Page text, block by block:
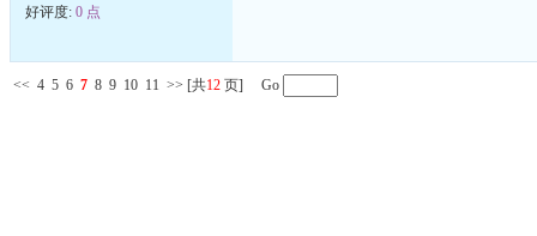
好评度: 0 点
<< 4 5 6 7 8 9 10 11 >> [共12 页] Go